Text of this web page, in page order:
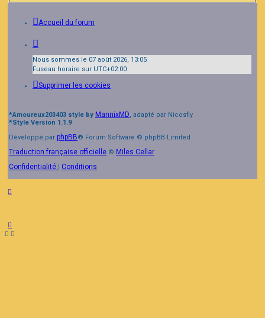
Accueil du forum
Nous sommes le 07 août 2026, 13:05
Fuseau horaire sur UTC+02:00
Supprimer les cookies
*Amoureux203403 style by MannixMD, adapté par Nicosfly
*Style Version 1.1.9
Développé par phpBB® Forum Software © phpBB Limited
Traduction française officielle © Miles Cellar
Confidentialité
Conditions